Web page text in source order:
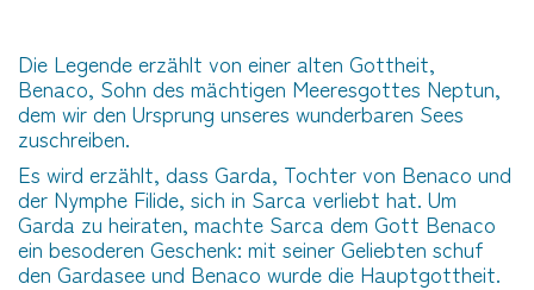
Die Legende erzählt von einer alten Gottheit,
Benaco, Sohn des mächtigen Meeresgottes Neptun,
dem wir den Ursprung unseres wunderbaren Sees
zuschreiben.
Es wird erzählt, dass Garda, Tochter von Benaco und
der Nymphe Filide, sich in Sarca verliebt hat. Um
Garda zu heiraten, machte Sarca dem Gott Benaco
ein besoderen Geschenk: mit seiner Geliebten schuf
den Gardasee und Benaco wurde die Hauptgottheit.